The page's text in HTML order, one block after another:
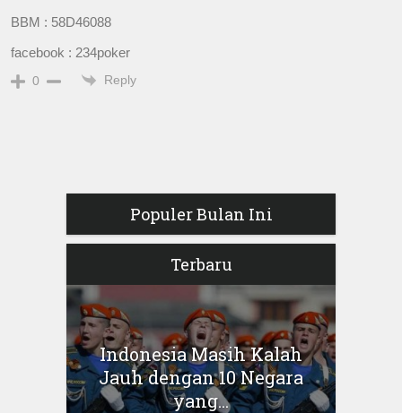
BBM : 58D46088
facebook : 234poker
0 Reply
Populer Bulan Ini
Terbaru
Indonesia Masih Kalah
Jauh dengan 10 Negara
yang...